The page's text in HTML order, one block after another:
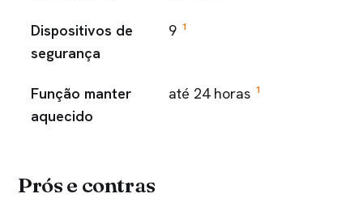
Dispositivos de
segurança
9 1
Função manter
aquecido
até 24 horas 1
Prós e contras